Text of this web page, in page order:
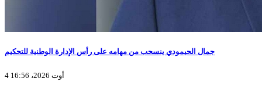
جمال الحيمودي ينسحب من مهامه على رأس الإدارة الوطنية للتحكيم
4 أوت 2026، 16:56